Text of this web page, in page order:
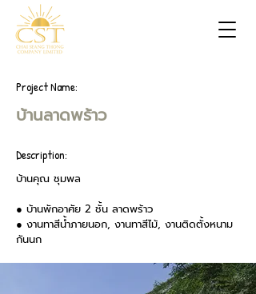
Project Name:
บ้านลาดพร้าว
Description:
บ้านคุณ ชุมพล
● บ้านพักอาศัย 2 ชั้น ลาดพร้าว
● งานทาสีน้ำภายนอก, งานทาสีไม้, งานติดตั้งหนาม
กันนก